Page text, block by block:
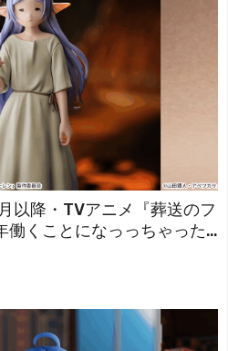
以降・TVアニメ『葬送のフ
働くことになっっちゃった